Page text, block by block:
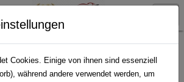
Reifen
Cookies. Einige von ihnen sind essenziell
während andere verwendet werden, um